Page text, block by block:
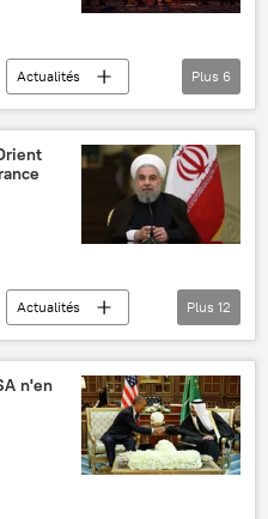
Actualités
Plus 6
Actualités
Paris
Téhéran
Plus 12
n'en